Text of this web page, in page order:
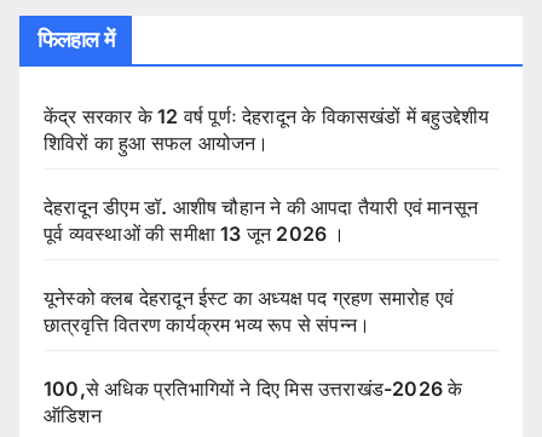
फिलहाल में
केंद्र सरकार के 12 वर्ष पूर्णः देहरादून के विकासखंडों में बहुउद्देशीय
शिविरों का हुआ सफल आयोजन।
देहरादून डीएम डॉ. आशीष चौहान ने की आपदा तैयारी एवं मानसून
पूर्व व्यवस्थाओं की समीक्षा 13 जून 2026 ।
यूनेस्को क्लब देहरादून ईस्ट का अध्यक्ष पद ग्रहण समारोह एवं
छात्रवृत्ति वितरण कार्यक्रम भव्य रूप से संपन्न।
100,से अधिक प्रतिभागियों ने दिए मिस उत्तराखंड-2026 के
ऑडिशन